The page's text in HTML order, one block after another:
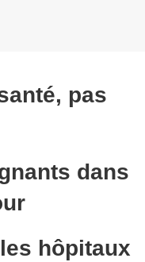
pas
dans
hôpitaux